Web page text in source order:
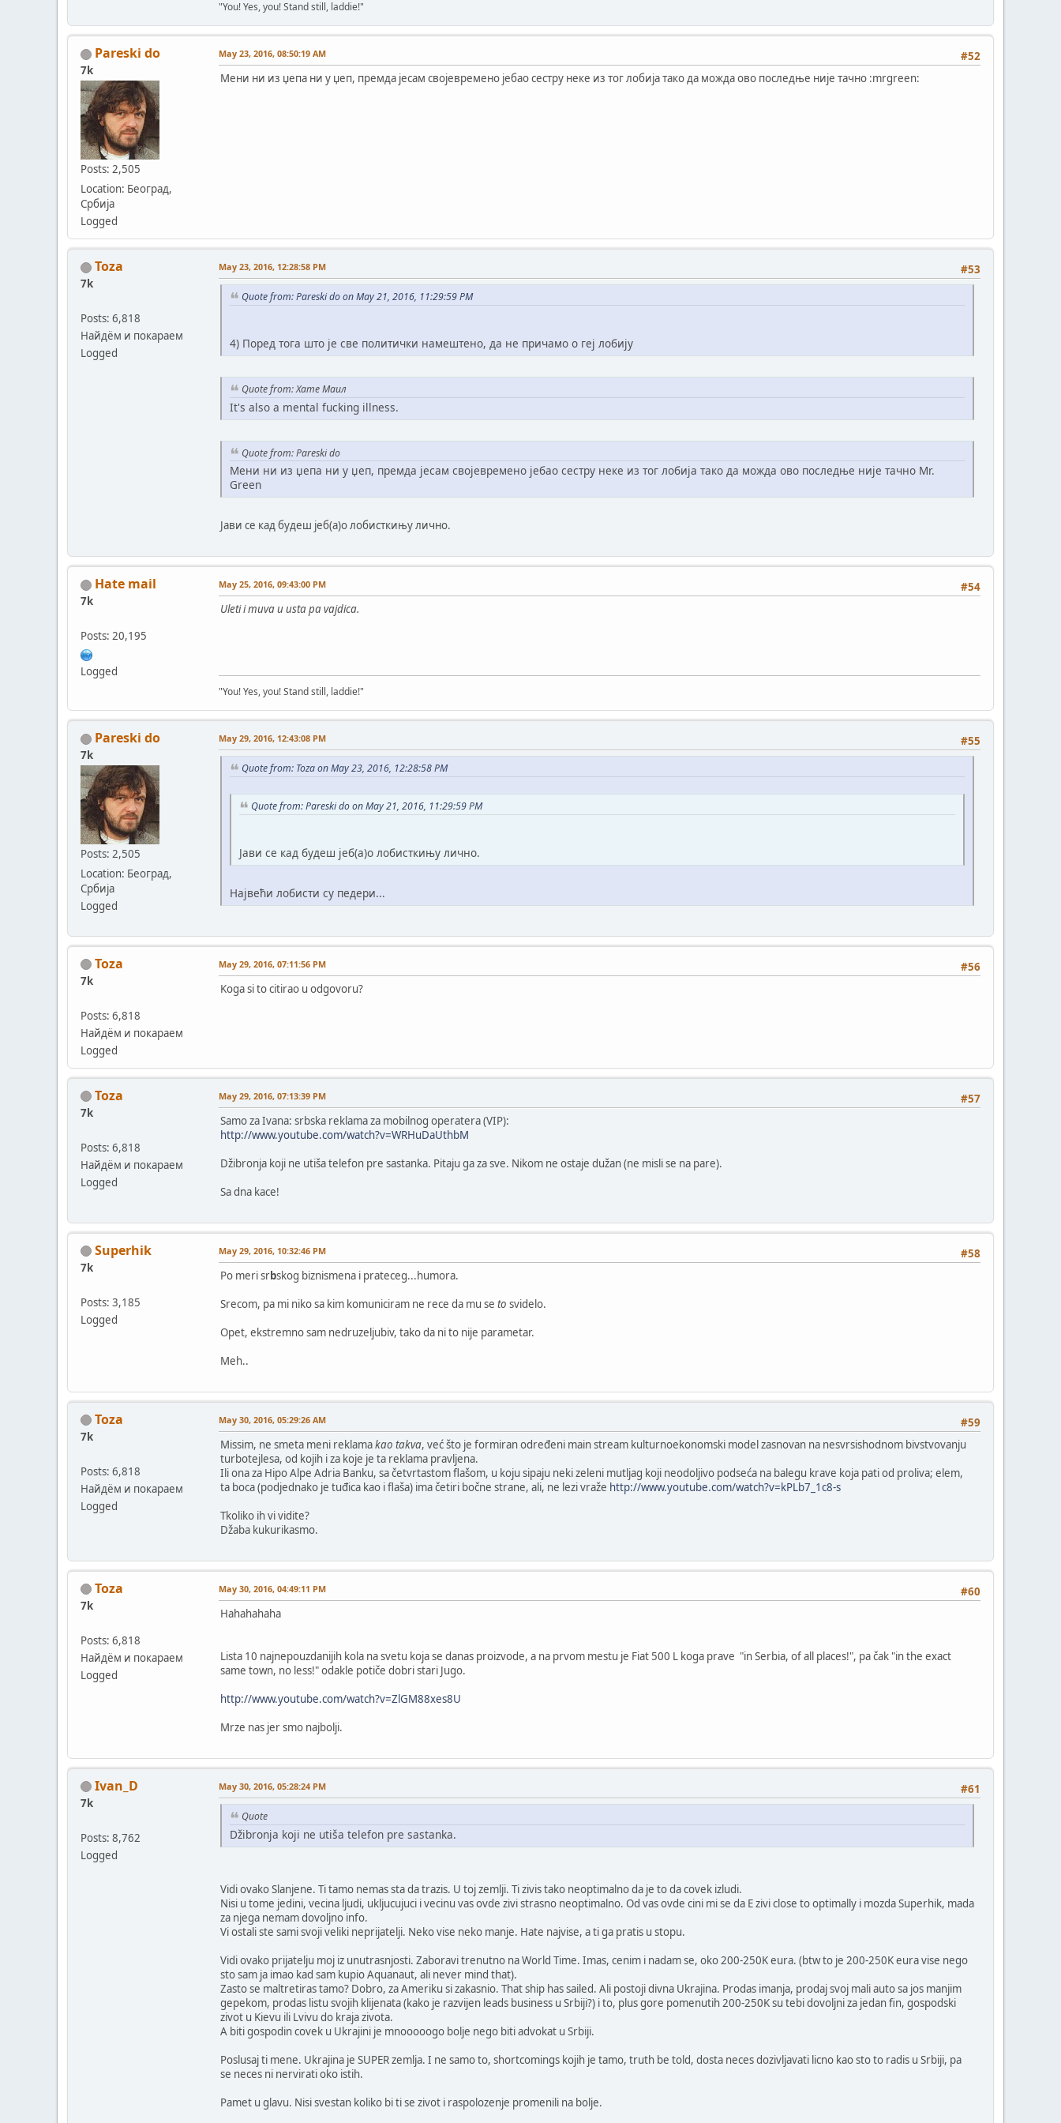
"You! Yes, you! Stand still, laddie!"
Pareski do
7k
Posts: 2,505
Location: Београд,
Србија
Logged
#52
May 23, 2016, 08:50:19 AM
Meни ни из џепа ни у џеп, премда јесам својевремено јебао сестру неке из тог лобија тако да можда ово последње није тачно :mrgreen:
Toza
7k
Posts: 6,818
Найдём и покараем
Logged
#53
May 23, 2016, 12:28:58 PM
Quote from: Pareski do on May 21, 2016, 11:29:59 PM
4) Поред тога што је све политички намештено, да не причамо о геј лобију
Quote from: Хате Маил
It's also a mental fucking illness.
Quote from: Pareski do
Meни ни из џепа ни у џеп, премда јесам својевремено јебао сестру неке из тог лобија тако да можда ово последње није тачно Mr.
Green
Јави се кад будеш јеб(а)о лобисткињу лично.
Hate mail
7k
Posts: 20,195
Logged
#54
May 25, 2016, 09:43:00 PM
Uleti i muva u usta pa vajdica.
"You! Yes, you! Stand still, laddie!"
Pareski do
7k
Posts: 2,505
Location: Београд,
Србија
Logged
#55
May 29, 2016, 12:43:08 PM
Quote from: Toza on May 23, 2016, 12:28:58 PM
Quote from: Pareski do on May 21, 2016, 11:29:59 PM
Јави се кад будеш јеб(а)о лобисткињу лично.
Највећи лобисти су педери...
Toza
7k
Posts: 6,818
Найдём и покараем
Logged
#56
May 29, 2016, 07:11:56 PM
Koga si to citirao u odgovoru?
Toza
7k
Posts: 6,818
Найдём и покараем
Logged
#57
May 29, 2016, 07:13:39 PM
Samo za Ivana: srbska reklama za mobilnog operatera (VIP):
http://www.youtube.com/watch?v=WRHuDaUthbM
Džibronja koji ne utiša telefon pre sastanka. Pitaju ga za sve. Nikom ne ostaje dužan (ne misli se na pare).
Sa dna kace!
Superhik
7k
Posts: 3,185
Logged
#58
May 29, 2016, 10:32:46 PM
Po meri srbskog biznismena i prateceg...humora.
Srecom, pa mi niko sa kim komuniciram ne rece da mu se to svidelo.
Opet, ekstremno sam nedruzeljubiv, tako da ni to nije parametar.
Meh..
Toza
7k
Posts: 6,818
Найдём и покараем
Logged
#59
May 30, 2016, 05:29:26 AM
Missim, ne smeta meni reklamakao takva, već što je formiran određeni main stream kulturnoekonomski model zasnovan na nesvrsishodnom bivstvovanju
turbotejlesa, od kojih i za koje je ta reklama pravljena.
Ili ona za Hipo Alpe Adria Banku, sa četvrtastom flašom, u koju sipaju neki zeleni mutljag koji neodoljivo podseća na balegu krave koja pati od proliva; elem,
ta boca (podjednako je tuđica kao i flaša) ima četiri bočne strane, ali, ne lezi vraže http://www.youtube.com/watch?v=kPLb7_1c8-s
Tkoliko ih vi vidite?
Džaba kukurikasmo.
Toza
7k
Posts: 6,818
Найдём и покараем
Logged
#60
May 30, 2016, 04:49:11 PM
Hahahahaha
Lista 10 najnepouzdanijih kola na svetu koja se danas proizvode, a na prvom mestu je Fiat 500 L koga prave "in Serbia, of all places!", pa čak "in the exact
same town, no less!" odakle potiče dobri stari Jugo.
http://www.youtube.com/watch?v=ZlGM88xes8U
Mrze nas jer smo najbolji.
Ivan_D
7k
Posts: 8,762
Logged
#61
May 30, 2016, 05:28:24 PM
Quote
Džibronja koji ne utiša telefon pre sastanka.
Vidi ovako Slanjene. Ti tamo nemas sta da trazis. U toj zemlji. Ti zivis tako neoptimalno da je to da covek izludi.
Nisi u tome jedini, vecina ljudi, ukljucujuci i vecinu vas ovde zivi strasno neoptimalno. Od vas ovde cini mi se da E zivi close to optimally i mozda Superhik, mada
za njega nemam dovoljno info.
Vi ostali ste sami svoji veliki neprijatelji. Neko vise neko manje. Hate najvise, a ti ga pratis u stopu.
Vidi ovako prijatelju moj iz unutrasnjosti. Zaboravi trenutno na World Time. Imas, cenim i nadam se, oko 200-250K eura. (btw to je 200-250K eura vise nego
sto sam ja imao kad sam kupio Aquanaut, ali never mind that).
Zasto se maltretiras tamo? Dobro, za Ameriku si zakasnio. That ship has sailed. Ali postoji divna Ukrajina. Prodas imanja, prodaj svoj mali auto sa jos manjim
gepekom, prodas listu svojih klijenata (kako je razvijen leads business u Srbiji?) i to, plus gore pomenutih 200-250K su tebi dovoljni za jedan fin, gospodski
zivot u Kievu ili Lvivu do kraja zivota.
A biti gospodin covek u Ukrajini je mnooooogo bolje nego biti advokat u Srbiji.
Poslusaj ti mene. Ukrajina je SUPER zemlja. I ne samo to, shortcomings kojih je tamo, truth be told, dosta neces dozivljavati licno kao sto to radis u Srbiji, pa
se neces ni nervirati oko istih.
Pamet u glavu. Nisi svestan koliko bi ti se zivot i raspolozenje promenili na bolje.